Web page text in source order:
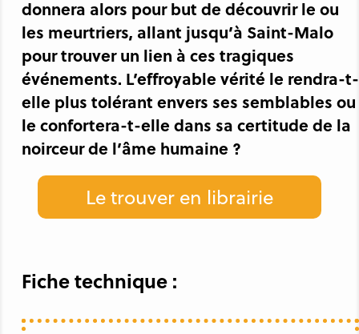
donnera alors pour but de découvrir le ou
les meurtriers, allant jusqu’à Saint-Malo
pour trouver un lien à ces tragiques
événements. L’effroyable vérité le rendra-t-
elle plus tolérant envers ses semblables ou
le confortera-t-elle dans sa certitude de la
noirceur de l’âme humaine ?
Le trouver en librairie
Fiche technique :